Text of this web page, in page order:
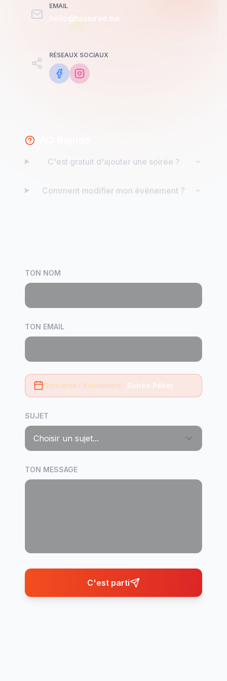
EMAIL
hello@tasoiree.be
RÉSEAUX SOCIAUX
C'est gratuit d'ajouter une soirée ?
Comment modifier mon événement ?
TON NOM
TON EMAIL
Concerne l'événement : Soirée Péket
SUJET
TON MESSAGE
C'est parti